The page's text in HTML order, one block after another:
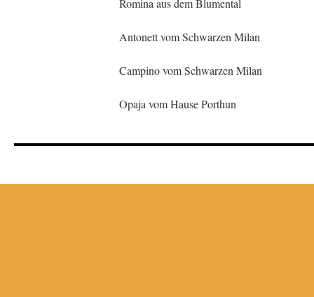
Romina aus dem Blumental
Antonett vom Schwarzen Milan
Campino vom Schwarzen Milan
Opaja vom Hause Porthun